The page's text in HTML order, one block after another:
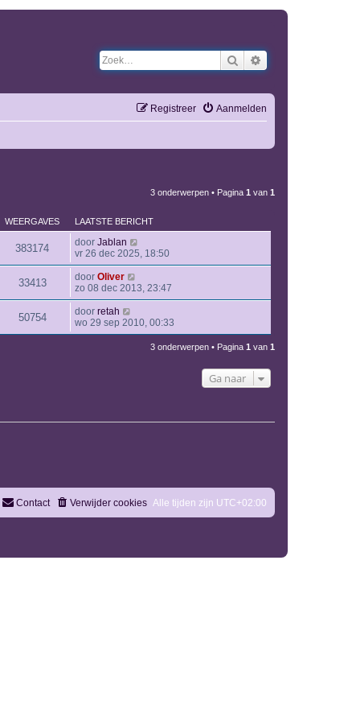
Zoek
Aanmelden
Registreer
3 onderwerpen • Pagina 1 van 1
WEERGAVES LAATSTE BERICHT
383174 door Jablan
vr 26 dec 2025, 18:50
33413 door Oliver
zo 08 dec 2013, 23:47
50754 door retah
wo 29 sep 2010, 00:33
3 onderwerpen • Pagina 1 van 1
Ga naar
Alle tijden zijn UTC+02:00
Verwijder cookies
Contact